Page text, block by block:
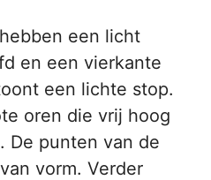
een licht
en een vierkante
een lichte stop.
oren die vrij hoog
De punten van de
vorm. Verder